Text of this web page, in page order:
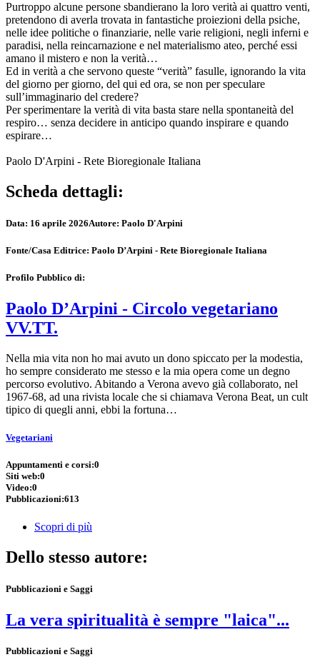
Purtroppo alcune persone sbandierano la loro verità ai quattro venti,
pretendono di averla trovata in fantastiche proiezioni della psiche,
nelle idee politiche o finanziarie, nelle varie religioni, negli inferni e
paradisi, nella reincarnazione e nel materialismo ateo, perché essi
amano il mistero e non la verità…
Ed in verità a che servono queste “verità” fasulle, ignorando la vita
del giorno per giorno, del qui ed ora, se non per speculare
sull’immaginario del credere?
Per sperimentare la verità di vita basta stare nella spontaneità del
respiro… senza decidere in anticipo quando inspirare e quando
espirare…
Paolo D'Arpini - Rete Bioregionale Italiana
Scheda dettagli:
Data: 16 aprile 2026Autore: Paolo D'Arpini
Fonte/Casa Editrice: Paolo D’Arpini - Rete Bioregionale Italiana
Profilo Pubblico di:
Paolo D’Arpini - Circolo vegetariano
VV.TT.
Nella mia vita non ho mai avuto un dono spiccato per la modestia,
ho sempre considerato me stesso e la mia opera come un degno
percorso evolutivo. Abitando a Verona avevo già collaborato, nel
1967-68, ad una rivista locale che si chiamava Verona Beat, un cult
tipico di quegli anni, ebbi la fortuna…
Vegetariani
Appuntamenti e corsi:0
Siti web:0
Video:0
Pubblicazioni:613
Scopri di più
Dello stesso autore:
Pubblicazioni e Saggi
La vera spiritualità è sempre "laica"...
Pubblicazioni e Saggi